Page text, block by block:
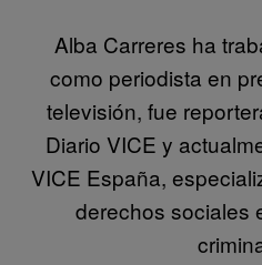
Alba Carreres ha
como periodista en
televisión, fue
Diario VICE y
VICE España,
derechos sociales